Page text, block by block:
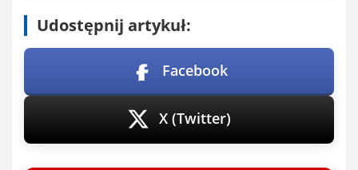
Udostępnij artykuł:
Facebook
X (Twitter)